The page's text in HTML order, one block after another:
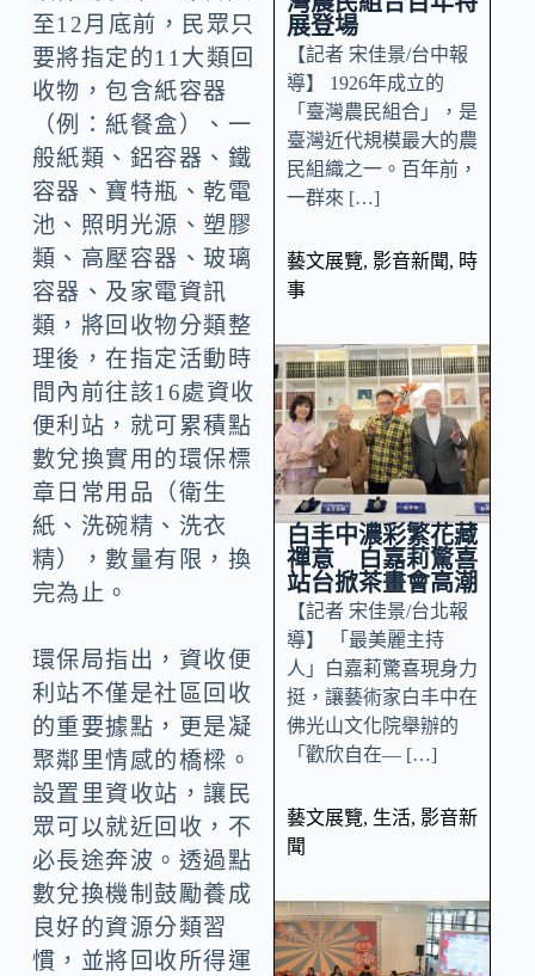
至12月底前，民眾只
要將指定的11大類回
收物，包含紙容器
（例：紙餐盒）、一
般紙類、鋁容器、鐵
容器、寶特瓶、乾電
池、照明光源、塑膠
類、高壓容器、玻璃
容器、及家電資訊
類，將回收物分類整
理後，在指定活動時
間內前往該16處資收
便利站，就可累積點
數兌換實用的環保標
章日常用品（衛生
紙、洗碗精、洗衣
精），數量有限，換
完為止。
環保局指出，資收便
利站不僅是社區回收
的重要據點，更是凝
聚鄰里情感的橋樑。
設置里資收站，讓民
眾可以就近回收，不
必長途奔波。透過點
數兌換機制鼓勵養成
良好的資源分類習
慣，並將回收所得運
展登場
【記者 宋佳景/台中報
導】 1926年成立的
「臺灣農民組合」，是
臺灣近代規模最大的農
民組織之一。百年前，
一群來 […]
藝文展覽, 影音新聞, 時
事
白丰中濃彩繁花藏
禪意 白嘉莉驚喜
站台掀茶畫會高潮
【記者 宋佳景/台北報
導】 「最美麗主持
人」白嘉莉驚喜現身力
挺，讓藝術家白丰中在
佛光山文化院舉辦的
「歡欣自在— […]
藝文展覽, 生活, 影音新
聞